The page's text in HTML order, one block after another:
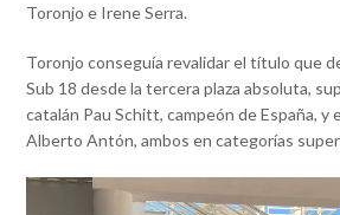
Toronjo e Irene Serra.
Toronjo conseguía revalidar el título que
Sub 18 desde la tercera plaza absoluta,
catalán Pau Schitt, campeón de España, y
Alberto Antón, ambos en categorías